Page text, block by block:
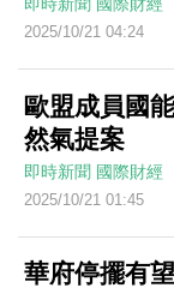
即時新聞 國際財經
2025/10/21 04:24
歐盟成員國
然氣提案
即時新聞 國際財經
2025/10/21 01:45
華府停擺有